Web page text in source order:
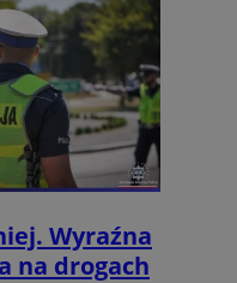
Wyraźna
na drogach